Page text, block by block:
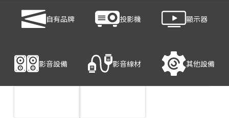
自有品牌 投影機 顯示器
影音設備 影音線材 其他設備